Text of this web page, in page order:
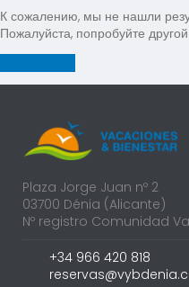
К сожалению, мы не нашли
Пожалуйста, попробуйте
Plaza Jorge Juan nº 2
03700 Dénia (Alicante)
Nº registro Comunidad
+34 966 420 818